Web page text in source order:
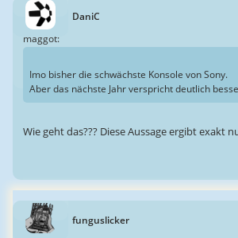
DaniC
maggot:
Imo bisher die schwächste Konsole von Sony.
Aber das nächste Jahr verspricht deutlich
Wie geht das??? Diese Aussage ergibt exakt
funguslicker